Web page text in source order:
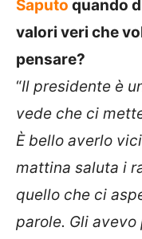
Saputo quando
valori veri che
pensare?
“Il presidente è
vede che ci
È bello averlo
mattina saluta i
quello che ci
parole. Gli